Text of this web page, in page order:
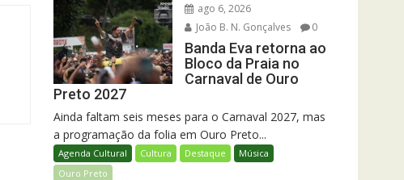
ago 6, 2026
João B. N. Gonçalves
0
Banda Eva retorna ao
Bloco da Praia no
Carnaval de Ouro
Preto 2027
Ainda faltam seis meses para o Carnaval 2027, mas
a programação da folia em Ouro Preto...
Agenda Cultural Cultura Destaque
Música
Ouro Preto